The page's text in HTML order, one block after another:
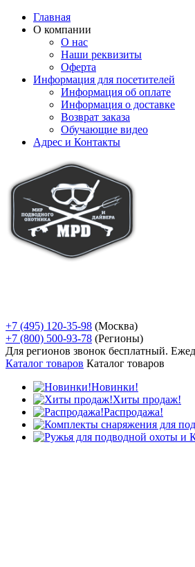
Главная
О компании
О нас
Наши реквизиты
Оферта
Информация для посетителей
Информация об оплате
Информация о доставке
Возврат заказа
Обучающие видео
Адрес и Контакты
+7 (495) 120-35-98 (Москва)
+7 (800) 500-93-78 (Регионы)
Для регионов звонок бесплатный.
Каталог товаров Каталог товаров
Новинки!
Хиты продаж!
Распродажа!